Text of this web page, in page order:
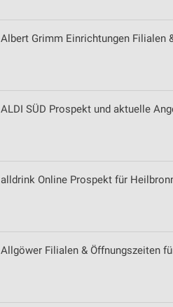
Albert Grimm Einrichtungen Filialen
ALDI SÜD Prospekt und aktuelle
alldrink Online Prospekt für
Allgöwer Filialen & Öffnungszeiten